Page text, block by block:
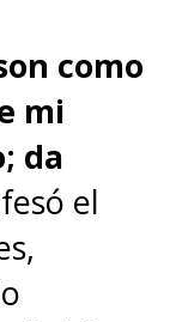
como
mi
da
el